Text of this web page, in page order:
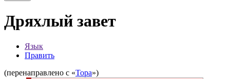
Дряхлый завет
Язык
Править
(перенаправлено с «Тора»)